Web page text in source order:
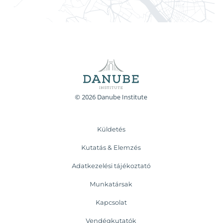
© 2026 Danube Institute
Küldetés
Kutatás & Elemzés
Adatkezelési tájékoztató
Munkatársak
Kapcsolat
Vendégkutatók